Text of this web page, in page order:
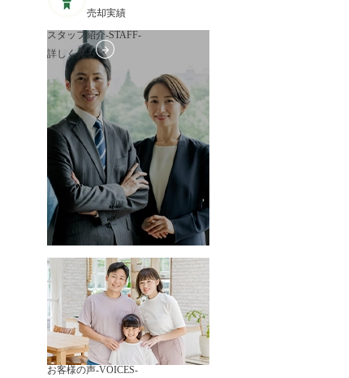
売却実績
スタッフ紹介-STAFF-
詳しく見る
お客様の声-VOICES-